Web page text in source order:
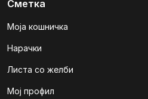
Сметка
Моја кошничка
Нарачки
Листа со желби
Мој профил